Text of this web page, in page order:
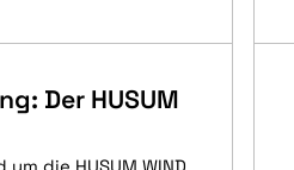
Der HUSUM